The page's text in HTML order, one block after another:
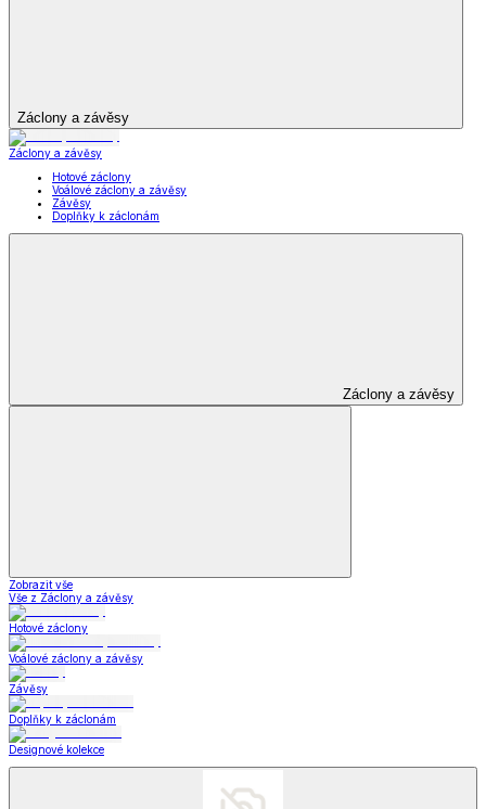
Záclony a závěsy
Záclony a závěsy
Hotové záclony
Voálové záclony a závěsy
Závěsy
Doplňky k záclonám
Záclony a závěsy
Zobrazit vše
Vše z Záclony a závěsy
Hotové záclony
Voálové záclony a závěsy
Závěsy
Doplňky k záclonám
Designové kolekce